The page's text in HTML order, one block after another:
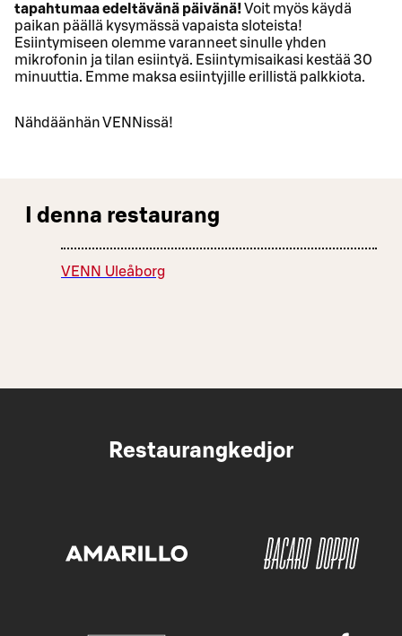
tapahtumaa edeltävänä päivänä!Voit myös käydä
paikan päällä kysymässä vapaista sloteista!
Esiintymiseen olemme varanneet sinulle yhden
mikrofonin ja tilan esiintyä. Esiintymisaikasi kestää 30
minuuttia. Emme maksa esiintyjille erillistä palkkiota.
Nähdäänhän VENNissä!
I denna restaurang
VENN Uleåborg
Restaurangkedjor